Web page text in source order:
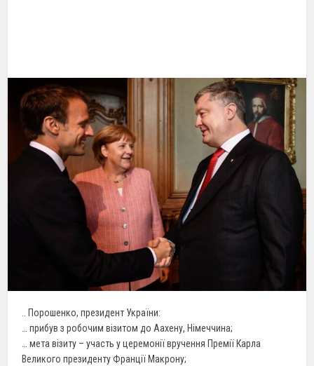
.. Порошенко, президент України:
… прибув з робочим візитом до Аахену, Німеччина;
… мета візиту – участь у церемонії вручення Премії Карла
Великого президенту Франції Макрону;